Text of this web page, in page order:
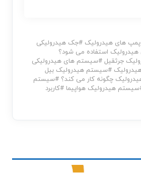
پمپ های هیدرولیک #جک هیدرولیکی
هیدرولیک استفاده می شود؟
جرثقیل #سیستم های هیدرولیکی
#سیستم هیدرولیک بیل
چگونه کار می کند؟ #سیستم
سیستم هیدرولیک هواپیما #کاربرد